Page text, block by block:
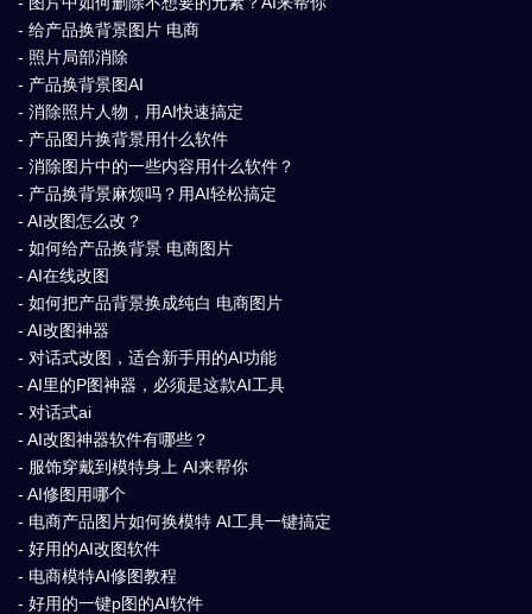
- 给产品换背景图片 电商
- 照片局部消除
- 产品换背景图AI
- 消除照片人物，用AI快速搞定
- 产品图片换背景用什么软件
- 消除图片中的一些内容用什么软件？
- 产品换背景麻烦吗？用AI轻松搞定
- AI改图怎么改？
- 如何给产品换背景 电商图片
- AI在线改图
- 如何把产品背景换成纯白 电商图片
- AI改图神器
- 对话式改图，适合新手用的AI功能
- AI里的P图神器，必须是这款AI工具
- 对话式ai
- AI改图神器软件有哪些？
- 服饰穿戴到模特身上 AI来帮你
- AI修图用哪个
- 电商产品图片如何换模特 AI工具一键搞定
- 好用的AI改图软件
- 电商模特AI修图教程
- 好用的一键p图的AI软件